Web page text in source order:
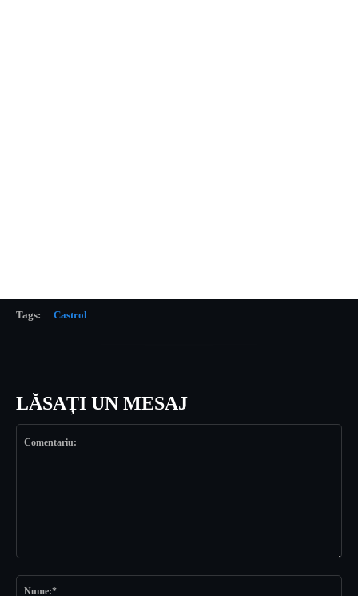
Tags: Castrol
LĂSAȚI UN MESAJ